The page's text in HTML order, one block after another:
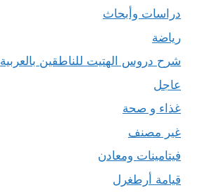
دراسات وأبحاث
رياضة
شرح دروس الهتيت للناطقين بالعربية
عاجل
غذاء و صحة
غير مصنف
فيتامينات ومعادن
قيامة أرطغرل